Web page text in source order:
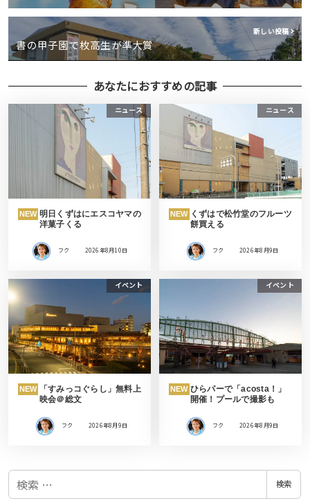
新しい投稿
書の甲子園で枚高生が準大賞
あなたにおすすめの記事
ニュース
NEW 明日くずはにエスコヤマの
洋菓子くる
フク 2026年8月10日
ニュース
NEW くずはで松竹堂のフルーツ
餅買える
フク 2026年8月9日
イベント
NEW
「すみっコぐらし」無料上
映会＠総文
フク 2026年8月9日
イベント
NEW ひらパーで「acosta！」
開催！プールで撮影も
フク 2026年8月9日
検
検索